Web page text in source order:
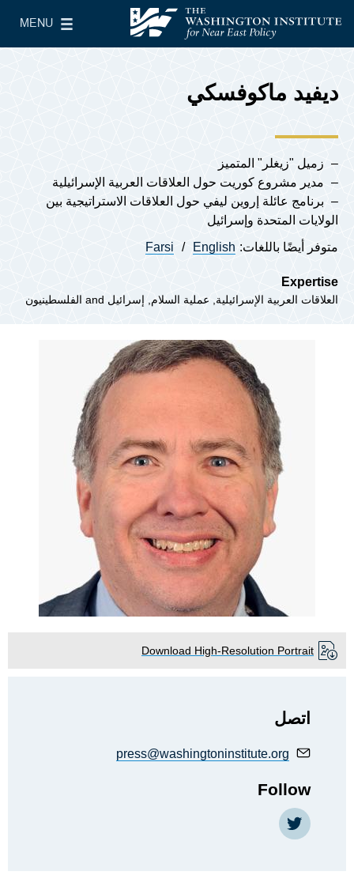
معهد واشنطن لسياسات الشرق الأدنى
MENU
Main Menu
ديفيد ماكوفسكي
زميل "زيغلر" المتميز
مدير مشروع كوريت حول العلاقات العربية الإسرائيلية
برنامج عائلة إروين ليفي حول العلاقات الاستراتيجية بين
الولايات المتحدة وإسرائيل
متوفر أيضًا باللغات: English
Farsi
Expertise
العلاقات العربية الإسرائيلية عملية السلام إسرائيل الفلسطينيون
Download High-Resolution Portrait
اتصل
press@washingtoninstitute.org
Follow
https://twitter.com/